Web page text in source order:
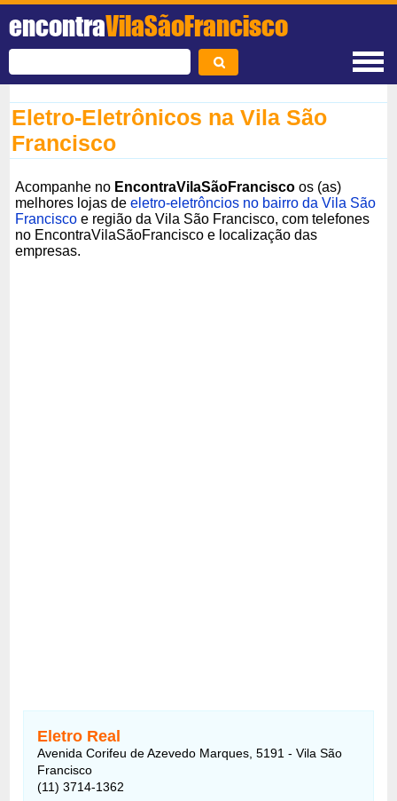
encontraVilaSãoFrancisco
Eletro-Eletrônicos na Vila São
Francisco
Acompanhe no EncontraVilaSãoFrancisco os (as)
melhores lojas deeletro-eletrôncios no bairro da Vila São
Francisco e região da Vila São Francisco, com telefones
no EncontraVilaSãoFrancisco e localização das
empresas.
Eletro Real
Avenida Corifeu de Azevedo Marques, 5191 - Vila São
Francisco
(11) 3714-1362